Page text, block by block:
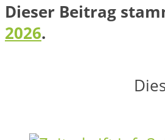
Dieser Beitrag
2026.